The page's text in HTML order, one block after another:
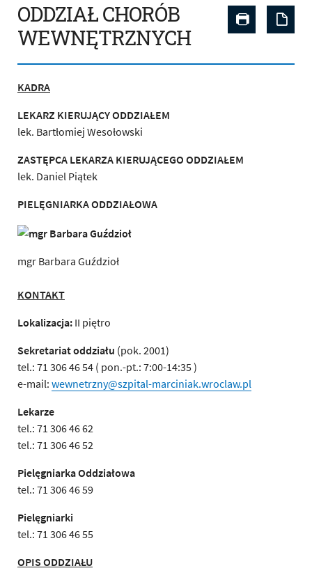
ODDZIAŁ CHORÓB
WEWNĘTRZNYCH
Drukuj
KADRA
LEKARZ KIERUJĄCY ODDZIAŁEM
lek. Bartłomiej Wesołowski
ZASTĘPCA LEKARZA KIERUJĄCEGO ODDZIAŁEM
lek. Daniel Piątek
PIELĘGNIARKA ODDZIAŁOWA
mgr Barbara Guździoł
KONTAKT
Lokalizacja: II piętro
Sekretariat oddziału (pok. 2001)
tel.: 71 306 46 54 ( pon.-pt.: 7:00-14:35 )
e-mail: wewnetrzny@szpital-marciniak.wroclaw.pl
Lekarze
tel.: 71 306 46 62
tel.: 71 306 46 52
Pielęgniarka Oddziałowa
tel.: 71 306 46 59
Pielęgniarki
tel.: 71 306 46 55
OPIS ODDZIAŁU